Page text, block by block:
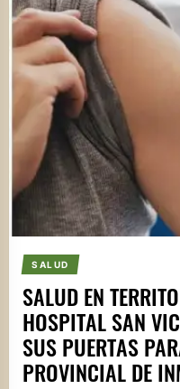
SALUD
SALUD EN
HOSPITAL SAN
SUS PUERTAS
PROVINCIAL DE